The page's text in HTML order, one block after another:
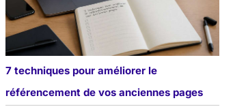
7 techniques pour améliorer le
référencement de vos anciennes pages